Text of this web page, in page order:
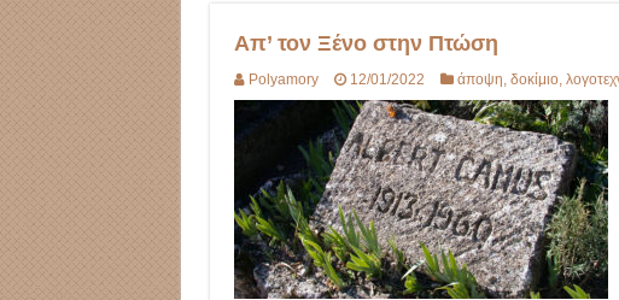
Απ’ τον Ξένο στην Πτώση
Polyamory 12/01/2022 άποψη δοκίμιο,